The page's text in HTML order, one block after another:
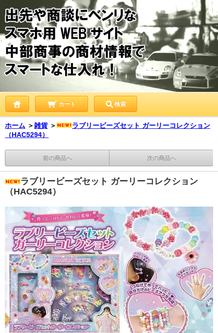
カート 検索
ホーム ＞雑貨 ＞
ラブリービーズセット ガーリーコレクション
（HAC5294）
前の商品へ 次の商品へ
ラブリービーズセット ガーリーコレクション
（HAC5294）